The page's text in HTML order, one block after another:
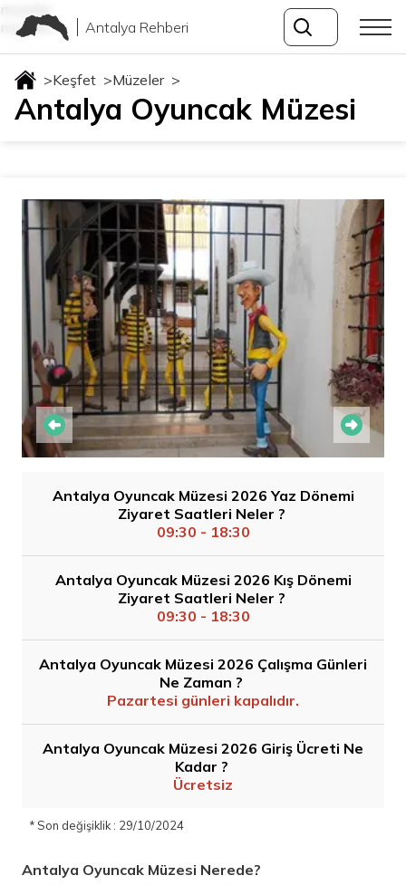
muzeler
muzeler
Antalya Rehberi
>Keşfet >Müzeler >
Antalya Oyuncak Müzesi
Antalya Oyuncak Müzesi 2026 Yaz Dönemi
Ziyaret Saatleri Neler ?
09:30 - 18:30
Antalya Oyuncak Müzesi 2026 Kış Dönemi
Ziyaret Saatleri Neler ?
09:30 - 18:30
Antalya Oyuncak Müzesi 2026 Çalışma Günleri
Ne Zaman ?
Pazartesi günleri kapalıdır.
Antalya Oyuncak Müzesi 2026 Giriş Ücreti Ne
Kadar ?
Ücretsiz
* Son değişiklik : 29/10/2024
Antalya Oyuncak Müzesi Nerede?